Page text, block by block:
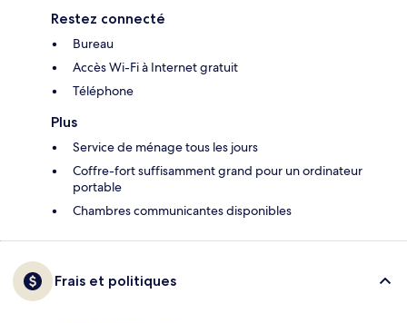
Restez connecté
Bureau
Accès Wi-Fi à Internet gratuit
Téléphone
Plus
Service de ménage tous les jours
Coffre-fort suffisamment grand pour un ordinateur
portable
Chambres communicantes disponibles
Frais et politiques